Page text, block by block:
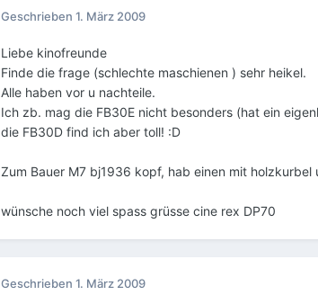
Geschrieben 1. März 2009
Liebe kinofreunde
Finde die frage (schlechte maschienen ) sehr heikel.
Alle haben vor u nachteile.
Ich zb. mag die FB30E nicht besonders (hat ein
die FB30D find ich aber toll! :D
Zum Bauer M7 bj1936 kopf, hab einen mit holzkurbel
wünsche noch viel spass grüsse cine rex DP70
Geschrieben 1. März 2009